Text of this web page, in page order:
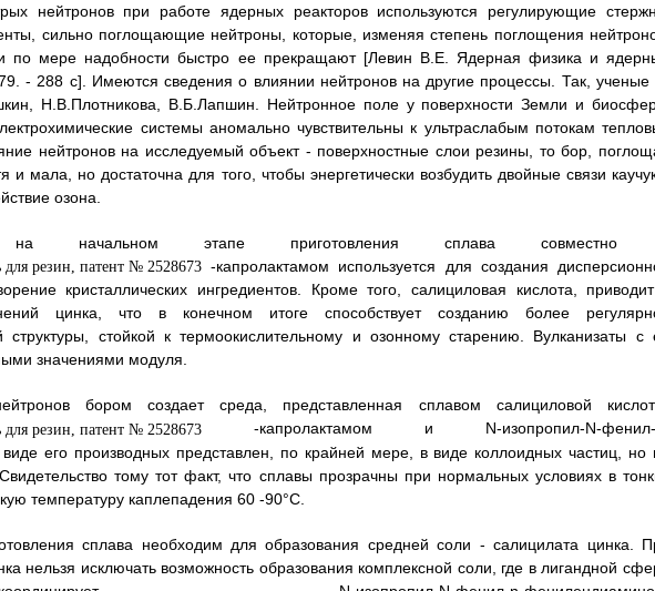
нейтронов при работе ядерных реакторов используются регулирующие
сильно поглощающие нейтроны, которые, изменяя степень поглощения
по мере надобности быстро ее прекращают [Левин В.Е. Ядерная физика и
- 288 с]. Имеются сведения о влиянии нейтронов на другие процессы. Так, ученые
Н.В.Плотникова, В.Б.Лапшин. Нейтронное поле у поверхности Земли и
системы аномально чувствительны к ультраслабым потокам
нейтронов на исследуемый объект - поверхностные слои резины, то бор,
и мала, но достаточна для того, чтобы энергетически возбудить двойные связи
озона.
на начальном этапе приготовления сплава совместно
-капролактамом используется для создания
кристаллических ингредиентов. Кроме того, салициловая кислота,
цинка, что в конечном итоге способствует созданию более
структуры, стойкой к термоокислительному и озонному старению. Вулканизаты с
значениями модуля.
бором создает среда, представленная сплавом салициловой
-капролактамом и N-изопропил-N-фенил-
его производных представлен, по крайней мере, в виде коллоидных частиц, но
тому тот факт, что сплавы прозрачны при нормальных условиях в
температуру каплепадения 60 -90°C.
сплава необходим для образования средней соли - салицилата цинка.
нельзя исключать возможность образования комплексной соли, где в лигандной